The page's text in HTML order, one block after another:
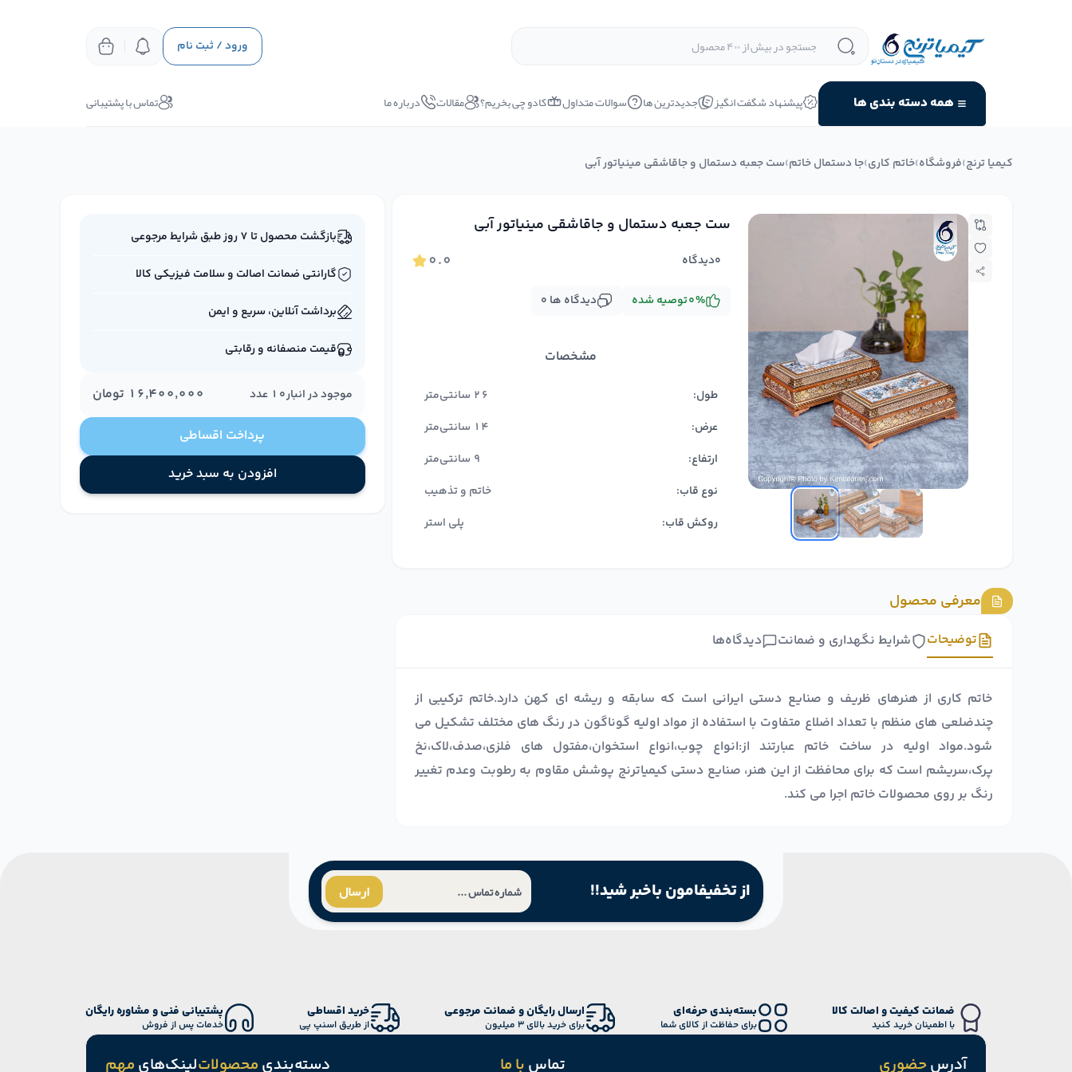
ورود / ثبت نام
همه دسته بندی ها پیشنهاد شگفت انگیز جدیدترین ها سوالات متداول کادو چی بخریم؟ مقالات درباره ما تماس با پشتیبانی
کیمیا ترنج›فروشگاه›خاتم کاری›جا دستمال خاتم›ست جعبه دستمال و جاقاشقی مینیاتور آبی
بازگشت محصول تا ۷ روز طبق شرایط مرجوعی
گارانتی ضمانت اصالت و سلامت فیزیکی کالا
برداشت آنلاین، سریع و ایمن
قیمت منصفانه و رقابتی
موجود در انبار10 عدد ۱۶٬۴۰۰٬۰۰۰ تومان
پرداخت اقساطی
افزودن به سبد خرید
ست جعبه دستمال و جاقاشقی مینیاتور آبی
۰.۰
دیدگاه۰
۰ دیدگاه ها توصیه شده۰%
مشخصات
طول:
26 سانتی‌متر
عرض:
14 سانتی‌متر
ارتفاع:
9 سانتی‌متر
نوع قاب:
خاتم و تذهیب
روکش قاب:
پلی استر
معرفی محصول
دیدگاه‌ها شرایط نگهداری و ضمانت توضیحات
خاتم کاری از هنرهای ظریف و صنایع دستی ایرانی است که سابقه و ریشه ای کهن دارد.خاتم ترکیبی از
چندضلعی های منظم با تعداد اضلاع متفاوت با استفاده از مواد اولیه گوناگون در رنگ های مختلف تشکیل می
شود.مواد اولیه در ساخت خاتم عبارتند از:انواع چوب،انواع استخوان،مفتول های فلزی،صدف،لاک،نخ
پرک،سریشم است که برای محافظت از این هنر، صنایع دستی کیمیاترنج پوشش مقاوم به رطوبت وعدم تغییر
رنگ بر روی محصولات خاتم اجرا می کند.
ارسال از تخفیفامون باخبر شید!!
پشتیبانی فنی و مشاوره رایگان
خدمات پس از فروش
خرید اقساطی
از طریق اسنپ پی
ارسال رایگان و ضمانت مرجوعی
برای خرید بالای 3 میلیون
بسته‌بندی حرفه‌ای
برای حفاظت از کالای شما
ضمانت کیفیت و اصالت کالا
با اطمینان خرید کنید
آدرسحضوری لینک‌های مهم دسته‌بندی محصولات تماس با ما